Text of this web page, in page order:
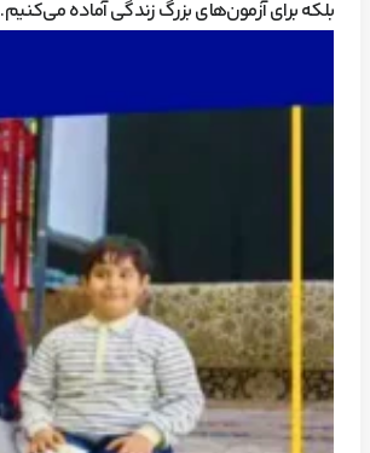
بلکه برای آزمون‌های بزرگ زندگی آماده می‌کنیم.